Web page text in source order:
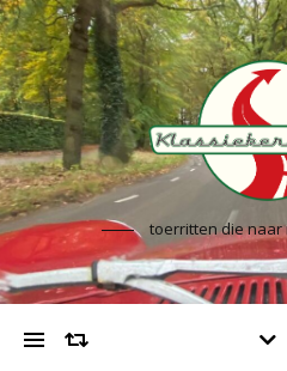
toerritten die naar